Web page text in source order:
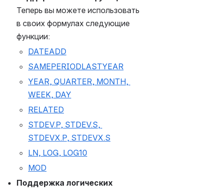
Теперь вы можете использовать
в своих формулах следующие
функции:
DATEADD
SAMEPERIODLASTYEAR
YEAR, ​QUARTER, ​MONTH, ​
WEEK, ​DAY
RELATED
STDEV.P, STDEV.S,
STDEVX.P, STDEVX.S
LN, LOG, LOG10
MOD
Поддержка логических